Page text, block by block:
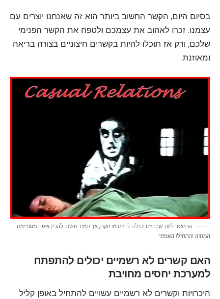
בסיום היום, הקשר החשוב ביותר הוא זה שאנחנו יוצרים עם
עצמנו. זכרו לאהוב את עצמכם ולטפח את הקשר הפנימי
שלכם, ורק אז תוכלו להיות בקשרים חיצוניים בצורה בריאה
ומאוזנת.
התיאטרליות שבחיים יכולה להיות מרתקת, אך תמיד חשוב להבין איפה מסתיימת
המחזה והתחילו האמתי
האם קשרים לא רשמיים יכולים להתפתח
למערכת יחסים מחויבת
היכרויות וקשרים לא רשמיים עשויים להתחיל באופן קליל